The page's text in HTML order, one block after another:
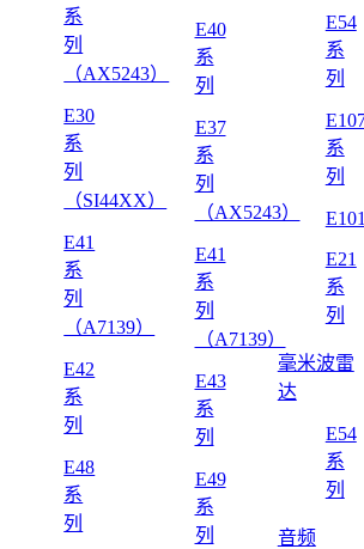
系
列
（AX5243）
E30
系
列
（SI44XX）
E41
系
列
（A7139）
E42
系
列
E48
系
列
E40
系
列
E37
系
列
（AX5243）
E41
系
列
（A7139）
E43
系
列
E49
系
列
E54
系
列
系
列
E21
系
列
毫米波雷
达
E54
系
列
音频